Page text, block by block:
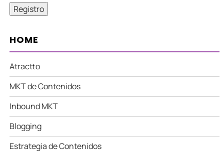
HOME
Atractto
MKT de Contenidos
Inbound MKT
Blogging
Estrategia de Contenidos